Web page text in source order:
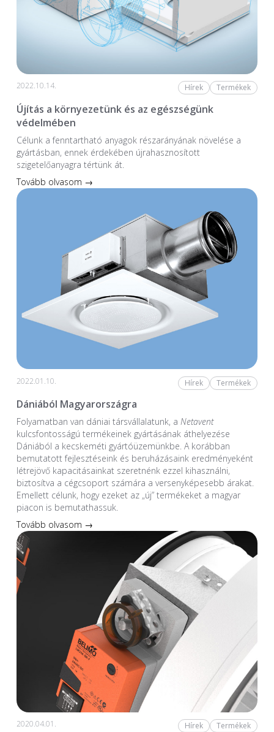
2022.10.14. Hírek Termékek
Újítás a környezetünk és az egészségünk
védelmében
Célunk a fenntartható anyagok részarányának növelése a
gyártásban, ennek érdekében újrahasznosított
szigetelőanyagra tértünk át.
Tovább olvasom →
2022.01.10. Hírek Termékek
Dániából Magyarországra
Folyamatban van dániai társvállalatunk, a Netavent
kulcsfontosságú termékeinek gyártásának áthelyezése
Dániából a kecskeméti gyártóüzemünkbe. A korábban
bemutatott fejlesztéseink és beruházásaink eredményeként
létrejövő kapacitásainkat szeretnénk ezzel kihasználni,
biztosítva a cégcsoport számára a versenyképesebb árakat.
Emellett célunk, hogy ezeket az „új” termékeket a magyar
piacon is bemutathassuk.
Tovább olvasom →
2020.04.01. Hírek Termékek